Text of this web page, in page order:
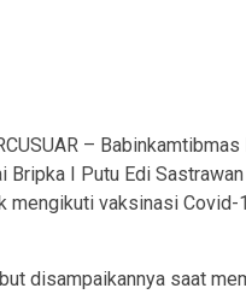
–
Bripka I Putu Edi
mengikuti vaksinasi Covid-
disampaikannya saat